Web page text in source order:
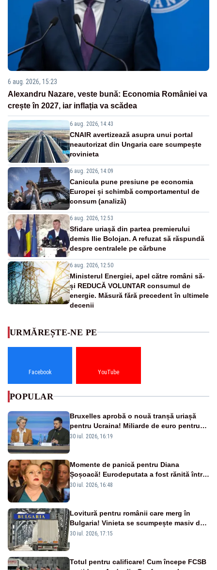
6 aug. 2026, 15:23
Alexandru Nazare, veste bună: Economia României va
crește în 2027, iar inflația va scădea
6 aug. 2026, 14:43
CNAIR avertizează asupra unui portal
neautorizat din Ungaria care scumpește
rovinieta
6 aug. 2026, 14:09
Canicula pune presiune pe economia
Europei și schimbă comportamentul de
consum (analiză)
6 aug. 2026, 12:53
Sfidare uriașă din partea premierului
demis Ilie Bolojan. A refuzat să răspundă
despre centralele pe cărbune
6 aug. 2026, 12:50
Ministerul Energiei, apel către români să-
și REDUCĂ VOLUNTAR consumul de
energie. Măsură fără precedent în ultimele
decenii
URMĂREȘTE-NE PE
Facebook YouTube
POPULAR
Bruxelles aprobă o nouă tranșă uriașă
pentru Ucraina! Miliarde de euro pentru
armament și apărare
30 iul. 2026, 16:19
Momente de panică pentru Diana
Șoșoacă! Eurodeputata a fost rănită într-
un accident rutier
30 iul. 2026, 16:48
Lovitură pentru românii care merg în
Bulgaria! Vinieta se scumpește masiv de
la 1 august
30 iul. 2026, 17:15
Totul pentru calificare! Cum începe FCSB